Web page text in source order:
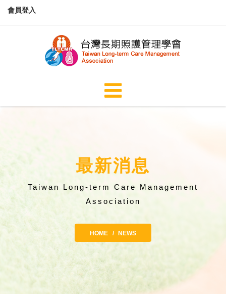
會員登入
最新消息
Taiwan Long-term Care Management
Association
HOME NEWS